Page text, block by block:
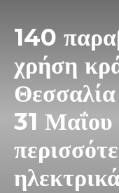
140
χρήση
31 Μαΐου